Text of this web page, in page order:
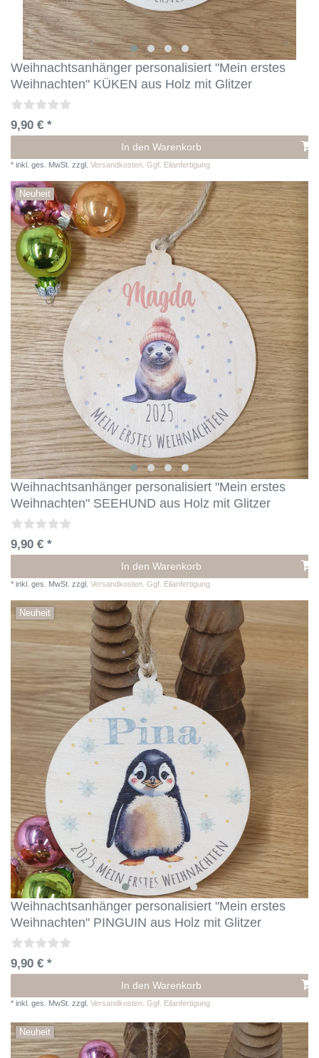
Weihnachtsanhänger personalisiert "Mein erstes
Weihnachten" KÜKEN aus Holz mit Glitzer
9,90 € *
In den Warenkorb
* inkl. ges. MwSt. zzgl. Versandkosten. Ggf. Eilanfertigung
Neuheit
Weihnachtsanhänger personalisiert "Mein erstes
Weihnachten" SEEHUND aus Holz mit Glitzer
9,90 € *
In den Warenkorb
* inkl. ges. MwSt. zzgl. Versandkosten. Ggf. Eilanfertigung
Neuheit
Weihnachtsanhänger personalisiert "Mein erstes
Weihnachten" PINGUIN aus Holz mit Glitzer
9,90 € *
In den Warenkorb
* inkl. ges. MwSt. zzgl. Versandkosten. Ggf. Eilanfertigung
Neuheit